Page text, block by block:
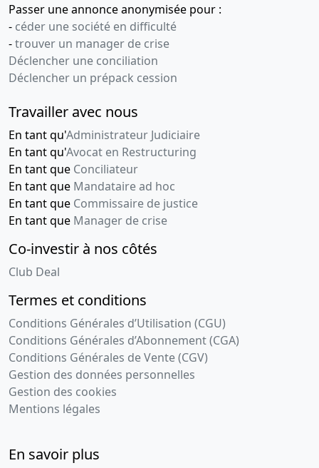
Passer une annonce anonymisée pour :
- céder une société en difficulté
-trouver un manager de crise
Déclencher une conciliation
Déclencher un prépack cession
Travailler avec nous
En tant qu'Administrateur Judiciaire
En tant qu'Avocat en Restructuring
En tant que Conciliateur
En tant que Mandataire ad hoc
En tant que Commissaire de justice
En tant que Manager de crise
Co-investir à nos côtés
Club Deal
Termes et conditions
Conditions Générales d’Utilisation (CGU)
Conditions Générales d’Abonnement (CGA)
Conditions Générales de Vente (CGV)
Gestion des données personnelles
Gestion des cookies
Mentions légales
En savoir plus